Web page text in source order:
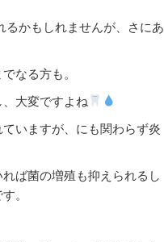
るかもしれませんが、さにあ
なる方も。
大変ですよね
いますが、にも関わらず炎
ば菌の増殖も抑えられるし
。